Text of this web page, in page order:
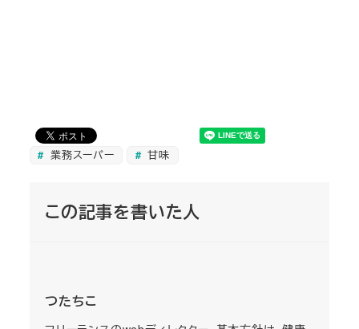
業務スーパー 甘味
この記事を書いた人
つたちこ